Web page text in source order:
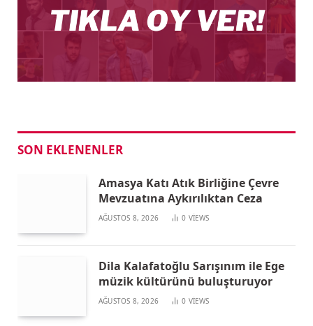
SON EKLENENLER
Amasya Katı Atık Birliğine Çevre
Mevzuatına Aykırılıktan Ceza
AĞUSTOS 8, 2026 0 VIEWS
Dila Kalafatoğlu Sarışınım ile Ege
müzik kültürünü buluşturuyor
AĞUSTOS 8, 2026 0 VIEWS